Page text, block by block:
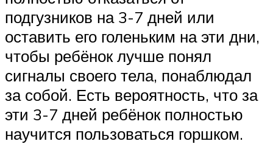
подгузников на 3-7 дней или
оставить его голеньким на эти дни,
чтобы ребёнок лучше понял
сигналы своего тела, понаблюдал
за собой. Есть вероятность, что за
эти 3-7 дней ребёнок полностью
научится пользоваться горшком.